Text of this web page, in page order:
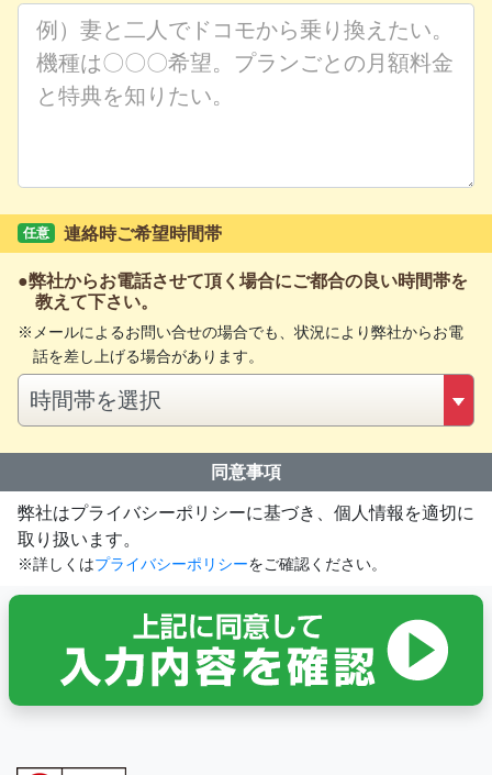
任意 連絡時ご希望時間帯
弊社からお電話させて頂く場合にご都合の良い時間帯を
教えて下さい。
メールによるお問い合せの場合でも、状況により弊社からお電
話を差し上げる場合があります。
同意事項
弊社はプライバシーポリシーに基づき、個人情報を適切に
取り扱います。
※詳しくはプライバシーポリシーをご確認ください。